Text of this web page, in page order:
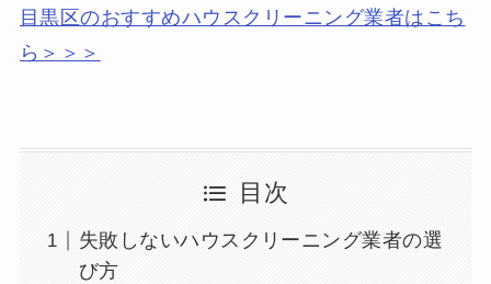
目黒区のおすすめハウスクリーニング業者はこち
ら＞＞＞
目次
失敗しないハウスクリーニング業者の選
び方